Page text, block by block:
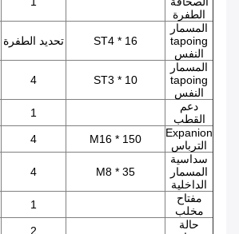
الطفرة
المسمار
tapoing
النفس
ST4 * 16 تحديد الطفرة
المسمار
tapoing
النفس
ST3 * 10
4
دعم
القطب
1
Expanion
الترباس
M16 * 150
4
سداسية
المسمار
الداخلية
M8 * 35
4
مفتاح
مخلب
1
حالة
2